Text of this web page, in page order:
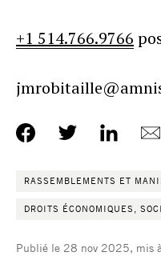
+1 514.766.9766
RASSEMBLEMENTS ET
DROITS ÉCONOMIQUES,
Publié le 28 nov 2025, mis